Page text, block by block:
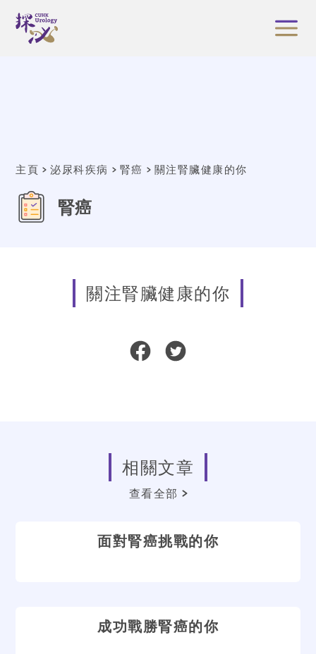
主頁 泌尿科疾病 腎癌 關注腎臟健康的你
腎癌
關注腎臟健康的你
相關文章
查看全部
面對腎癌挑戰的你
成功戰勝腎癌的你